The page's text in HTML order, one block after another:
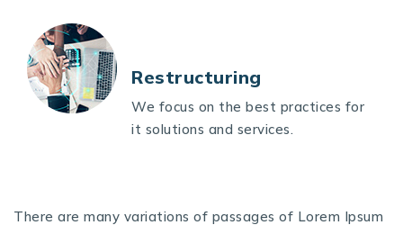
Restructuring
We focus on the best practices for
it solutions and services.
There are many variations of passages of Lorem Ipsum